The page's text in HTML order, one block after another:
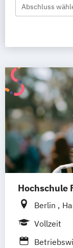
Abschluss
Hochschule
Berlin
Idstein
Vollzeit